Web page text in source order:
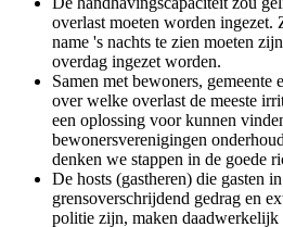
overlast moeten worden ingezet.
name 's nachts te zien moeten
overdag ingezet worden.
Samen met bewoners,
over welke overlast de meeste
een oplossing voor kunnen
bewonersverenigingen
denken we stappen in de goede
De hosts (gastheren) die gasten
grensoverschrijdend gedrag en
politie zijn, maken daadwerkelijk